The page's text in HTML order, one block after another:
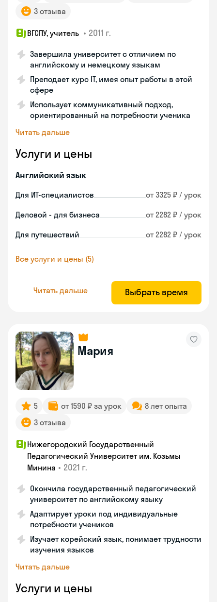
3 отзыва
ВГСПУ, учитель • 2011 г.
Завершила университет с отличием по
английскому и немецкому языкам
Преподает курс IT, имея опыт работы в этой
сфере
Использует коммуникативный подход,
ориентированный на потребности ученика
Читать дальше
Услуги и цены
Английский язык
Для ИТ-специалистов от 3325 ₽ / урок
Деловой - для бизнеса от 2282 ₽ / урок
Для путешествий от 2282 ₽ / урок
Все услуги и цены (5)
Читать дальше Выбрать время
Мария
5 от 1590 ₽ за урок
8 лет опыта
3 отзыва
Нижегородский Государственный
Педагогический Университет им. Козьмы
Минина • 2021 г.
Окончила государственный педагогический
университет по английскому языку
Адаптирует уроки под индивидуальные
потребности учеников
Изучает корейский язык, понимает трудности
изучения языков
Читать дальше
Услуги и цены